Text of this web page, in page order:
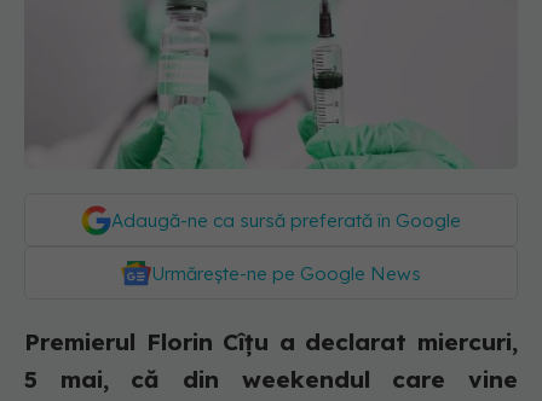
Adaugă-ne ca sursă preferată în Google
Urmărește-ne pe Google News
Premierul Florin Cîțu a declarat miercuri,
5 mai, că din weekendul care vine